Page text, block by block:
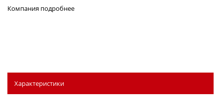
Компания подробнее
Характеристики